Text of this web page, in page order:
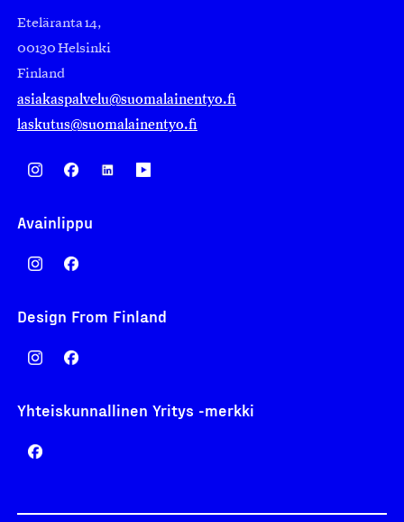
Eteläranta 14,
00130 Helsinki
Finland
asiakaspalvelu@suomalainentyo.fi
laskutus@suomalainentyo.fi
Avainlippu
Design From Finland
Yhteiskunnallinen Yritys -merkki